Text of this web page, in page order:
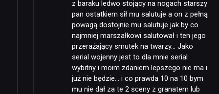
z baraku ledwo stojący na nogach starszy
pan ostatkiem sił mu salutuje a on z pełną
powagą dostojnie mu salutuje jak by co
najmniej marszałkowi salutował i ten jego
przerażający smutek na twarzy… Jako
serial wojenny jest to dla mnie serial
wybitny i moim zdaniem lepszego nie ma i
już nie będzie… i co prawda 10 na 10 bym
mu nie dał za te 2 sceny z granatem lub